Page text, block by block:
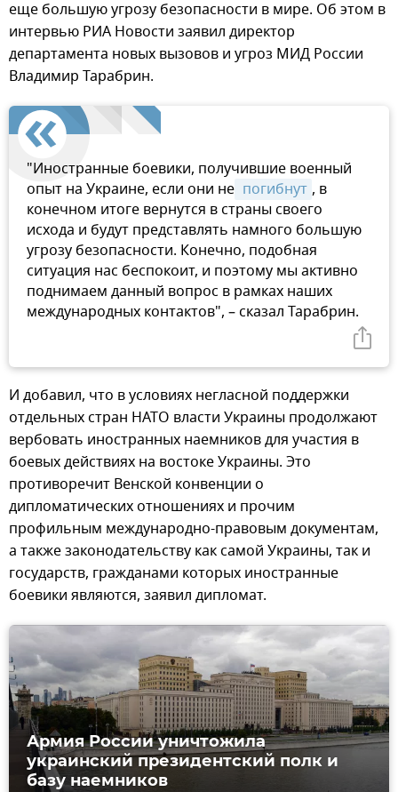
еще большую угрозу безопасности в мире. Об этом в
интервью РИА Новости заявил директор
департамента новых вызовов и угроз МИД России
Владимир Тарабрин.
"Иностранные боевики, получившие военный
опыт на Украине, если они не погибнут , в
конечном итоге вернутся в страны своего
исхода и будут представлять намного большую
угрозу безопасности. Конечно, подобная
ситуация нас беспокоит, и поэтому мы активно
поднимаем данный вопрос в рамках наших
международных контактов", – сказал Тарабрин.
И добавил, что в условиях негласной поддержки
отдельных стран НАТО власти Украины продолжают
вербовать иностранных наемников для участия в
боевых действиях на востоке Украины. Это
противоречит Венской конвенции о
дипломатических отношениях и прочим
профильным международно-правовым документам,
а также законодательству как самой Украины, так и
государств, гражданами которых иностранные
боевики являются, заявил дипломат.
Армия России уничтожила
украинский президентский полк и
базу наемников